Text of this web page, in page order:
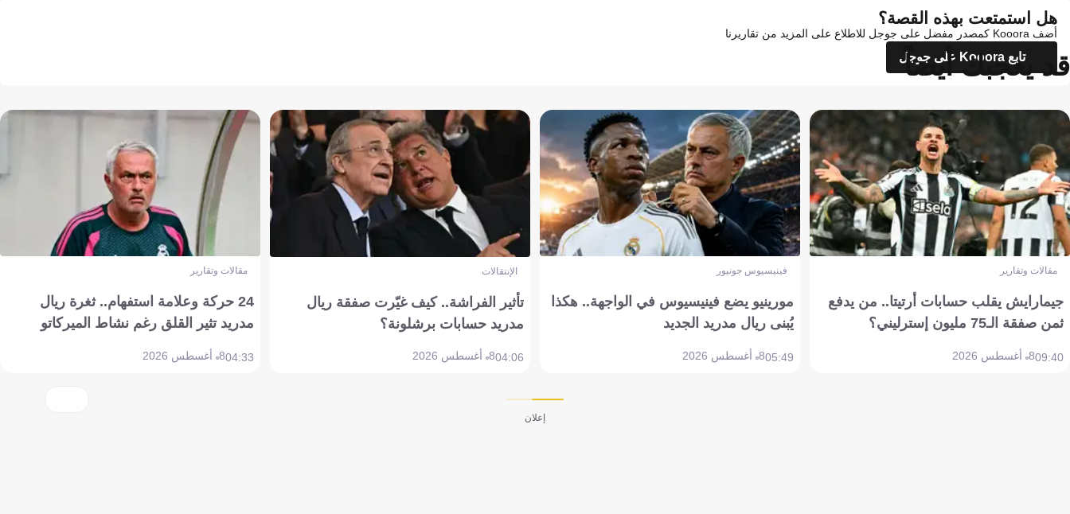
هل استمتعت بهذه القصة؟
أضف Kooora كمصدر مفضل على جوجل للاطلاع على المزيد من تقاريرنا
تابع Kooora على جوجل
قد يعجبك أيضاً
مقالات وتقارير
جيمارايش يقلب حسابات أرتيتا.. من يدفع
ثمن صفقة الـ75 مليون إسترليني؟
09:408 أغسطس 2026
فينيسيوس جونيور
مورينيو يضع فينيسيوس في الواجهة.. هكذا
يُبنى ريال مدريد الجديد
05:498 أغسطس 2026
الإنتقالات
تأثير الفراشة.. كيف غيّرت صفقة ريال
مدريد حسابات برشلونة؟
04:068 أغسطس 2026
مقالات وتقارير
24 حركة وعلامة استفهام.. ثغرة ريال
مدريد تثير القلق رغم نشاط الميركاتو
04:338 أغسطس 2026
إعلان